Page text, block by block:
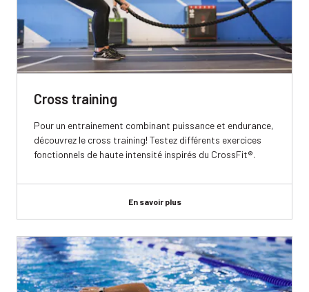
Cross training
Pour un entrainement combinant puissance et endurance,
découvrez le cross training! Testez différents exercices
fonctionnels de haute intensité inspirés du CrossFit®.
En savoir plus